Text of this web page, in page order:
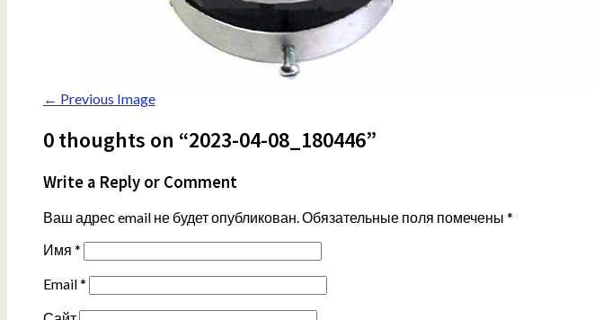
← Previous Image
0 thoughts on “2023-04-08_180446”
Write a Reply or Comment
Ваш адрес email не будет опубликован.Обязательные поля помечены *
Имя *
Email*